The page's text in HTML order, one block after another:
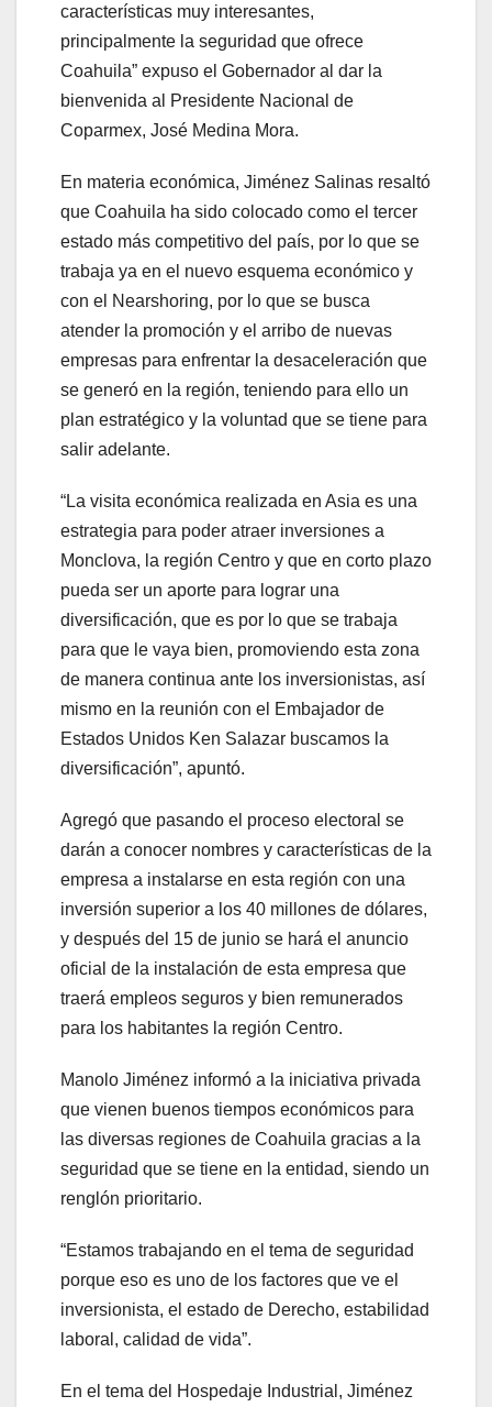
características muy interesantes,
principalmente la seguridad que ofrece
Coahuila” expuso el Gobernador al dar la
bienvenida al Presidente Nacional de
Coparmex, José Medina Mora.
En materia económica, Jiménez Salinas resaltó
que Coahuila ha sido colocado como el tercer
estado más competitivo del país, por lo que se
trabaja ya en el nuevo esquema económico y
con el Nearshoring, por lo que se busca
atender la promoción y el arribo de nuevas
empresas para enfrentar la desaceleración que
se generó en la región, teniendo para ello un
plan estratégico y la voluntad que se tiene para
salir adelante.
“La visita económica realizada en Asia es una
estrategia para poder atraer inversiones a
Monclova, la región Centro y que en corto plazo
pueda ser un aporte para lograr una
diversificación, que es por lo que se trabaja
para que le vaya bien, promoviendo esta zona
de manera continua ante los inversionistas, así
mismo en la reunión con el Embajador de
Estados Unidos Ken Salazar buscamos la
diversificación”, apuntó.
Agregó que pasando el proceso electoral se
darán a conocer nombres y características de la
empresa a instalarse en esta región con una
inversión superior a los 40 millones de dólares,
y después del 15 de junio se hará el anuncio
oficial de la instalación de esta empresa que
traerá empleos seguros y bien remunerados
para los habitantes la región Centro.
Manolo Jiménez informó a la iniciativa privada
que vienen buenos tiempos económicos para
las diversas regiones de Coahuila gracias a la
seguridad que se tiene en la entidad, siendo un
renglón prioritario.
“Estamos trabajando en el tema de seguridad
porque eso es uno de los factores que ve el
inversionista, el estado de Derecho, estabilidad
laboral, calidad de vida”.
En el tema del Hospedaje Industrial, Jiménez